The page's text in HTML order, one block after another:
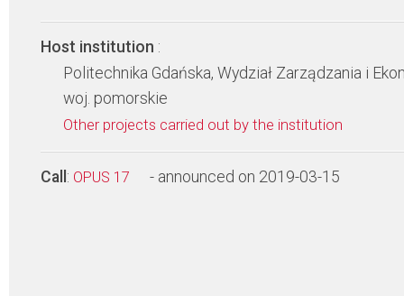
Host institution :
Politechnika Gdańska, Wydział Zarządzania i
woj. pomorskie
Other projects carried out by the institution
Call : OPUS 17 - announced on 2019-03-15